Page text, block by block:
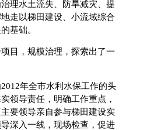
理水土流失、防旱减灾、提
走以梯田建设、小流域综合
基础。
目，规模治理，探索出了一
年全市水利水保工作的头
领导责任，明确工作重点，
要领导亲自参与梯田建设实
深入一线，现场检查，促进